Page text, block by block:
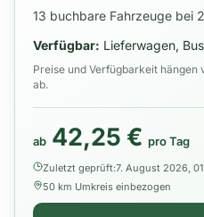
13 buchbare Fahrzeuge bei
Verfügbar: Lieferwagen,
Preise und Verfügbarkeit
ab.
ab 42,25 € pro Tag
Zuletzt geprüft:7. August 2026,
50 km Umkreis einbezogen